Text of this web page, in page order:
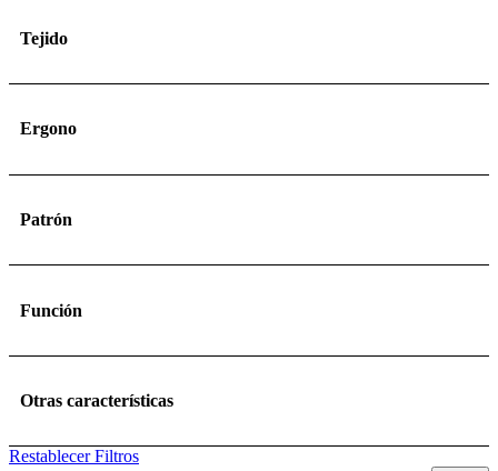
Tejido
Ergono
Patrón
Función
Otras características
Restablecer Filtros